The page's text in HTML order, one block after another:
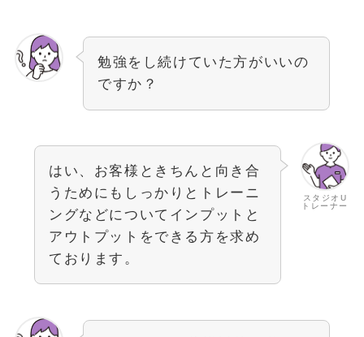
勉強をし続けていた方がいいの
ですか？
スタジオU
トレーナー
はい、お客様ときちんと向き合
うためにもしっかりとトレーニ
ングなどについてインプットと
アウトプットをできる方を求め
ております。